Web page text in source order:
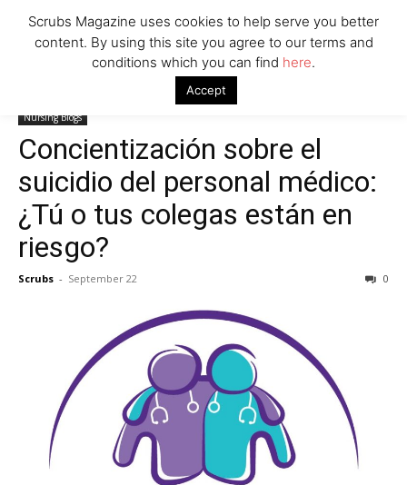
Concientización sobre el suicidio del
personal médico: ¿Tú o tus colegas están en riesgo?
Nursing Blogs
Concientización sobre el
suicidio del personal médico:
¿Tú o tus colegas están en
riesgo?
Scrubs - September 22 0
Scrubs Magazine uses cookies to help serve you better
content. By using this site you agree to our terms and
conditions which you can find here.
Accept